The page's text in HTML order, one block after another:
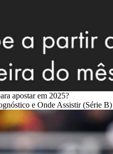
apostar em 2025?
e Onde Assistir (Série B)